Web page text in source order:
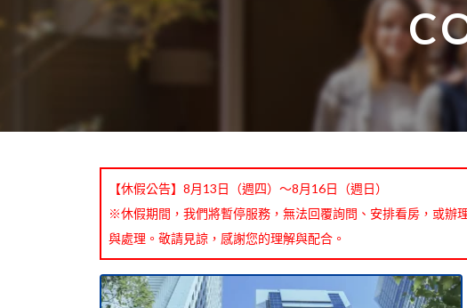
【休假公告】8月13日（週四）～8月16日（週日）
※休假期間，我們將暫停服務，無法回覆詢問、安排看房，或辦
與處理。敬請見諒，感謝您的理解與配合。